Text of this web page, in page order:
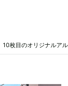
10枚目のオリジナルア